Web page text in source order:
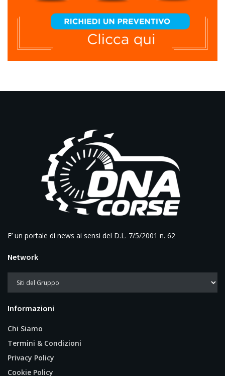
E’ un portale di news ai sensi del D.L. 7/5/2001 n. 62
Network
Informazioni
Chi Siamo
Termini & Condizioni
Privacy Policy
Cookie Policy